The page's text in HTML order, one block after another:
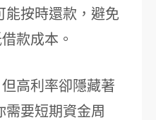
能按時還款，避免
款成本。
高利率卻隱藏著
需要短期資金周